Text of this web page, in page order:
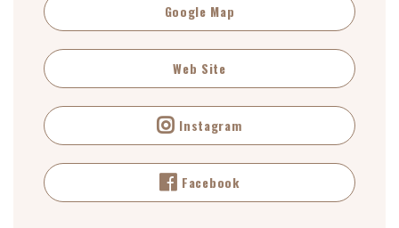
Google Map
Web Site
Instagram
Facebook